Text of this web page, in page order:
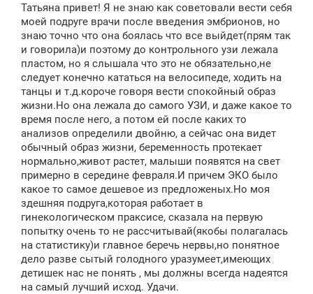
б
щ
н
и
Татьяна привет! Я не знаю как советовали вести себя
моей подруге врачи после введения эмбрионов, но
знаю точно что она боялась что все выйдет(прям так
и говорила)и поэтому до контрольного узи лежала
пластом, но я слышала что это не обязательно,не
следует конечно кататься на велосипеде, ходить на
танцы и т.д.короче говоря вести спокойный образ
жизни.Но она лежала до самого УЗИ, и даже какое то
время после него, а потом ей после каких то
анализов определили двойню, а сейчас она видет
обычный образ жизни, беременность протекает
нормально,живот растет, малыши появятся на свет
примерно в середине февраля.И причем ЭКО было
какое то самое дешевое из предложеных.Но моя
здешняя подруга,которая работает в
гинекологическом праксисе, сказала на первую
попытку очень то не рассчитывай(якобы полагалась
на статистику)и главное беречь нервы,но понятное
дело разве сытый голодного уразумеет,имеющих
детишек нас не понять , мы должны всегда надеятся
на самый лучший исход. Удачи.